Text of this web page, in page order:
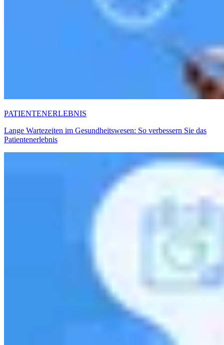
PATIENTENERLEBNIS
Lange Wartezeiten im Gesundheitswesen: So verbessern Sie das
Patientenerlebnis